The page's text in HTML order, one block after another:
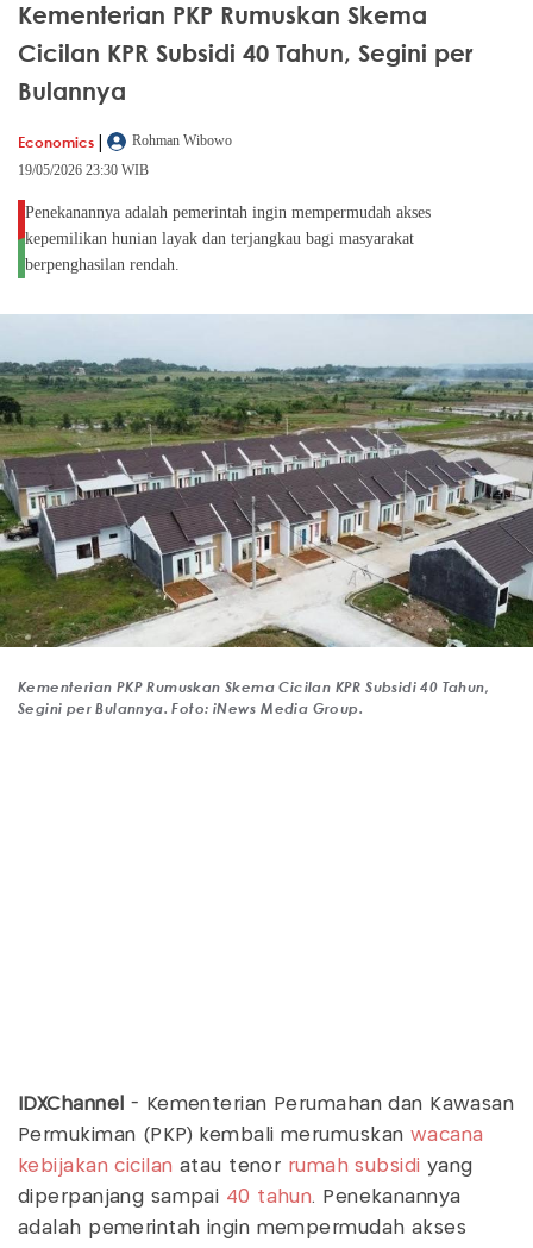
Kementerian PKP Rumuskan Skema
Cicilan KPR Subsidi 40 Tahun, Segini per
Bulannya
Economics |
Rohman Wibowo
19/05/2026 23:30 WIB
Penekanannya adalah pemerintah ingin mempermudah akses
kepemilikan hunian layak dan terjangkau bagi masyarakat
berpenghasilan rendah.
Kementerian PKP Rumuskan Skema Cicilan KPR Subsidi 40 Tahun,
Segini per Bulannya. Foto: iNews Media Group.
IDXChannel
- Kementerian Perumahan dan Kawasan
Permukiman (PKP) kembali merumuskan wacana
kebijakan cicilan atau tenor rumah subsidi yang
diperpanjang sampai 40 tahun. Penekanannya
adalah pemerintah ingin mempermudah akses